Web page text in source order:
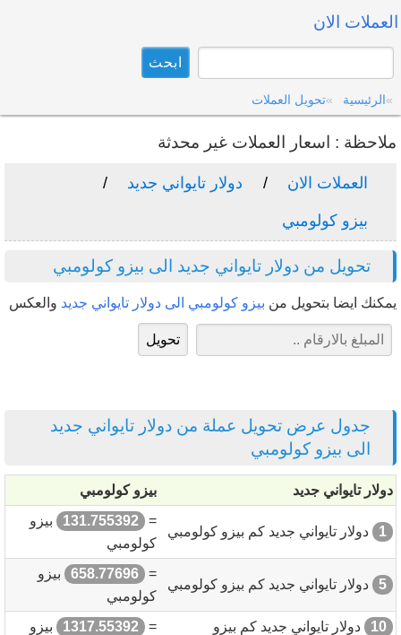
العملات الان
الرئيسية تحويل العملات
ملاحظة : اسعار العملات غير محدثة
العملات الان دولار تايواني جديد
بيزو كولومبي
تحويل من دولار تايواني جديد الى بيزو كولومبي
يمكنك ايضا بتحويل من بيزو كولومبي الى دولار تايواني جديد والعكس
جدول عرض تحويل عملة من دولار تايواني جديد
الى بيزو كولومبي
دولار تايواني جديد بيزو كولومبي
1 دولار تايواني جديد كم بيزو كولومبي
=
131.755392
بيزو
كولومبي
5 دولار تايواني جديد كم بيزو كولومبي
=
658.77696
بيزو
كولومبي
10
دولار تايواني جديد كم بيزو
=
1317.55392
بيزو